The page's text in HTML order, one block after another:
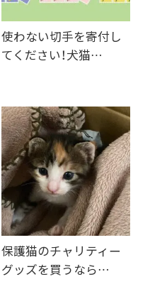
使わない切手を寄付し
てください！犬猫…
保護猫のチャリティー
グッズを買うなら…